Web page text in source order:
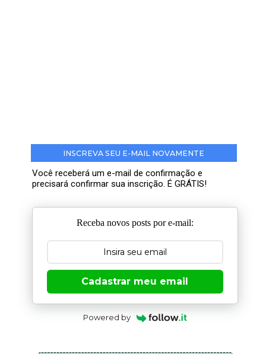
INSCREVA SEU E-MAIL NOVAMENTE
Você receberá um e-mail de confirmação e
precisará confirmar sua inscrição. É GRÁTIS!
Receba novos posts por e-mail:
Cadastrar meu email
Powered by